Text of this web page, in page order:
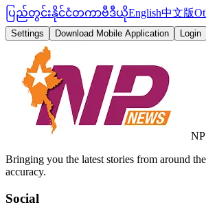
ပြည်တွင်းနိုင်ငံတကာဗီဒီယိုEnglish中文版
Settings Download Mobile Application Login
Bringing you the latest stories from around
accuracy.
Social